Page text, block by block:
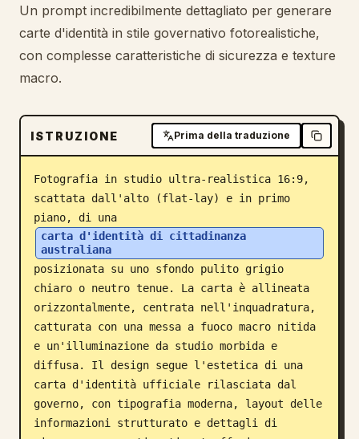
Prompt
Prezzi
Scarica
Blog
Aggiornamenti
Un prompt incredibilmente dettagliato per generare
carte d'identità in stile governativo fotorealistiche,
con complesse caratteristiche di sicurezza e texture
macro.
ISTRUZIONE Prima della traduzione
Fotografia in studio ultra-realistica 16:9,
scattata dall'alto (flat-lay) e in primo
piano, di una
carta d'identità di cittadinanza
australiana
posizionata su uno sfondo pulito grigio
chiaro o neutro tenue. La carta è allineata
orizzontalmente, centrata nell'inquadratura,
catturata con una messa a fuoco macro nitida
e un'illuminazione da studio morbida e
diffusa. Il design segue l'estetica di una
carta d'identità ufficiale rilasciata dal
governo, con tipografia moderna, layout delle
informazioni strutturato e dettagli di